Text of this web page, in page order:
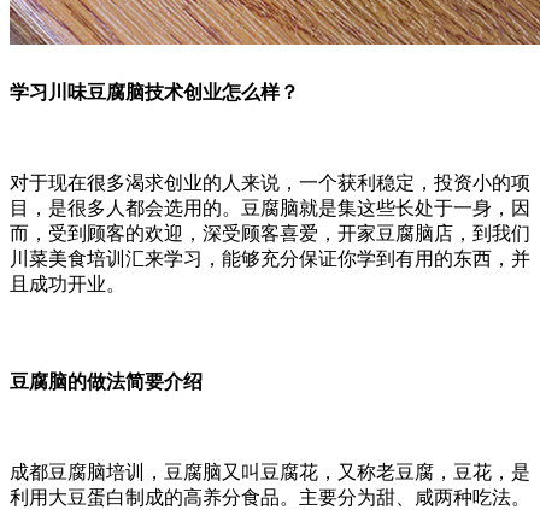
学习川味豆腐脑技术创业怎么样？
对于现在很多渴求创业的人来说，一个获利稳定，投资小的项
目，是很多人都会选用的。豆腐脑就是集这些长处于一身，因
而，受到顾客的欢迎，深受顾客喜爱，开家豆腐脑店，到我们
川菜美食培训汇来学习，能够充分保证你学到有用的东西，并
且成功开业。
豆腐脑的做法简要介绍
成都豆腐脑培训，豆腐脑又叫豆腐花，又称老豆腐，豆花，是
利用大豆蛋白制成的高养分食品。主要分为甜、咸两种吃法。